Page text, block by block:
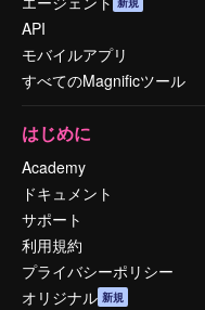
API
モバイルアプリ
すべてのMagnificツール
はじめに
Academy
ドキュメント
サポート
利用規約
プライバシーポリシー
オリジナル 新規